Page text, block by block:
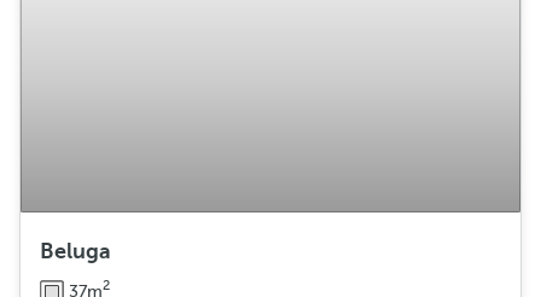
Beluga
37m2